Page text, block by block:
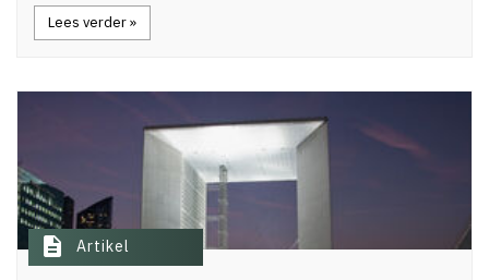
Lees verder »
description Artikel